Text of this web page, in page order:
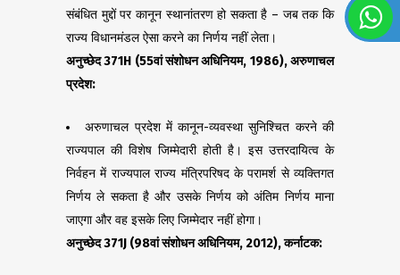
संबंधित मुद्दों पर कानून स्थानांतरण हो सकता है – जब तक कि
राज्य विधानमंडल ऐसा करने का निर्णय नहीं लेता।
अनुच्छेद371H (55वां संशोधन अधिनियम, 1986),अरुणाचल
प्रदेश:
अरुणाचल प्रदेश में कानून-व्यवस्था सुनिश्चित करने की
राज्यपाल की विशेष जिम्मेदारी होती है। इस उत्तरदायित्व के
निर्वहन में राज्यपाल राज्य मंत्रिपरिषद के परामर्श से व्यक्तिगत
निर्णय ले सकता है और उसके निर्णय को अंतिम निर्णय माना
जाएगा और वह इसके लिए जिम्मेदार नहीं होगा।
अनुच्छेद371J (98वां संशोधन अधिनियम, 2012),कर्नाटक: